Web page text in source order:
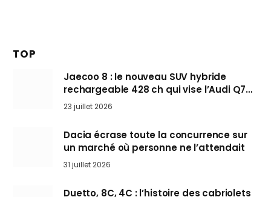
TOP
Jaecoo 8 : le nouveau SUV hybride
rechargeable 428 ch qui vise l’Audi Q7
arrive en Europe cet automne
23 juillet 2026
Dacia écrase toute la concurrence sur
un marché où personne ne l’attendait
31 juillet 2026
Duetto, 8C, 4C : l’histoire des cabriolets